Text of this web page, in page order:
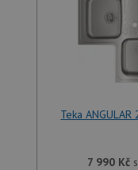
Teka
7 990 Kč